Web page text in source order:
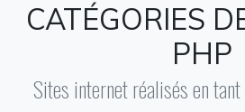
CATÉGORIES
PHP
Sites internet réalisés en